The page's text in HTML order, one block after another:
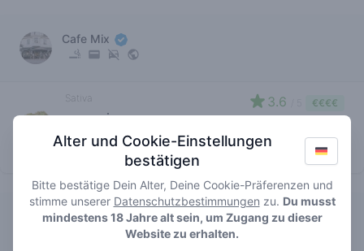
Cafe Mix
Sativa
amnesia
haze
3.6 €€€€
Cybershop Bulls
Alter und Cookie-Einstellungen
bestätigen
Bitte bestätige Dein Alter, Deine Cookie-Präferenzen und
stimme unserer Datenschutzbestimmungen zu. Du musst
mindestens 18 Jahre alt sein, um Zugang zu dieser
Website zu erhalten.